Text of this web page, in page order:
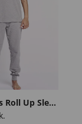
Neutral Men´s Roll Up Sleeve T-Shirt